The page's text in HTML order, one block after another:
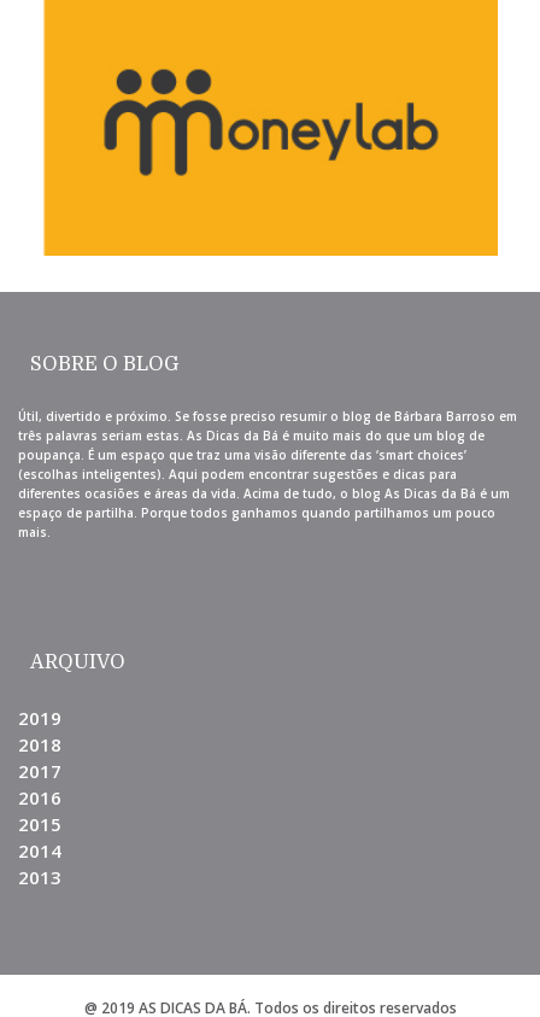
SOBRE O BLOG
Útil, divertido e próximo. Se fosse preciso resumir o blog de Bárbara Barroso em
três palavras seriam estas. As Dicas da Bá é muito mais do que um blog de
poupança. É um espaço que traz uma visão diferente das ‘smart choices’
(escolhas inteligentes). Aqui podem encontrar sugestões e dicas para
diferentes ocasiões e áreas da vida. Acima de tudo, o blog As Dicas da Bá é um
espaço de partilha. Porque todos ganhamos quando partilhamos um pouco
mais.
ARQUIVO
2019
2018
2017
2016
2015
2014
2013
@ 2019 AS DICAS DA BÁ. Todos os direitos reservados